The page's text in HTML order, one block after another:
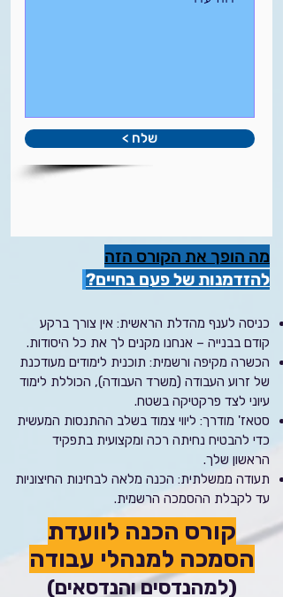
שלח >
מה הופך את הקורס הזה
להזדמנות של פעם בחיים?
כניסה לענף מהדלת הראשית: אין צורך ברקע
קודם בבנייה – אנחנו מקנים לך את כל היסודות.
הכשרה מקיפה ורשמית: תוכנית לימודים מעודכנת
של זרוע העבודה (משרד העבודה), הכוללת לימוד
עיוני לצד פרקטיקה בשטח.
סטאז' מודרך: ליווי צמוד בשלב ההתנסות המעשית
כדי להבטיח נחיתה רכה ומקצועית בתפקיד
הראשון שלך.
תעודה ממשלתית: הכנה מלאה לבחינות החיצוניות
עד לקבלת ההסמכה הרשמית.
קורס הכנה לוועדת
הסמכה למנהלי עבודה
(למהנדסים והנדסאים)